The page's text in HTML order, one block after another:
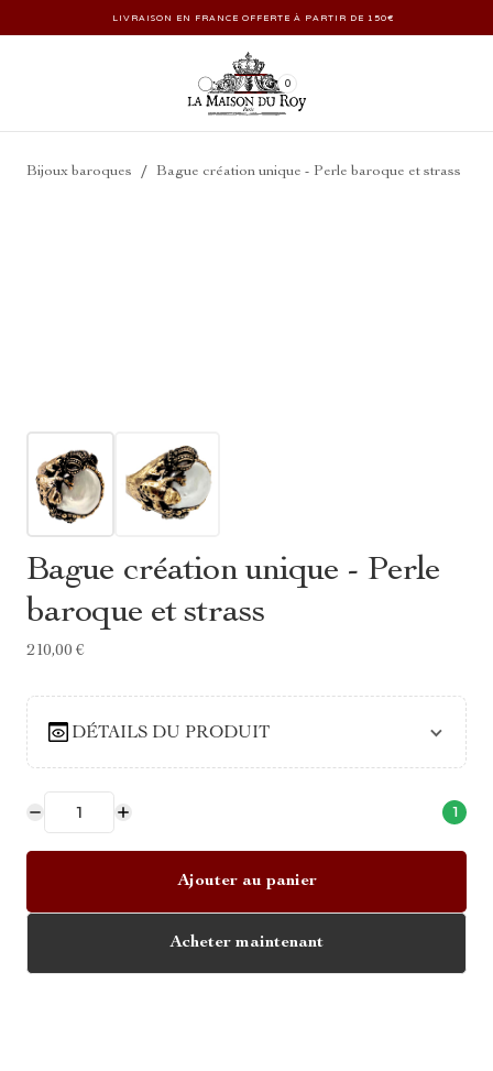
LIVRAISON EN FRANCE OFFERTE À PARTIR DE 150€
0
Bijoux baroques / Bague création unique - Perle baroque et strass
Bague création unique - Perle
baroque et strass
210,00 €
DÉTAILS DU PRODUIT
1
Ajouter au panier
Acheter maintenant